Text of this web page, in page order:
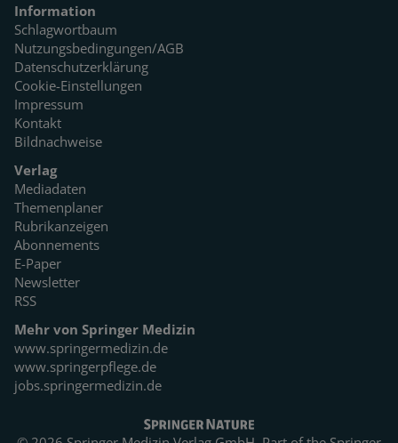
Information
Schlagwortbaum
Nutzungsbedingungen/AGB
Datenschutzerklärung
Cookie-Einstellungen
Impressum
Kontakt
Bildnachweise
Verlag
Mediadaten
Themenplaner
Rubrikanzeigen
Abonnements
E-Paper
Newsletter
RSS
Mehr von Springer Medizin
www.springermedizin.de
www.springerpflege.de
jobs.springermedizin.de